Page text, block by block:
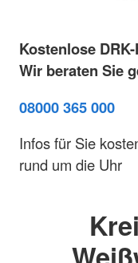
Kostenlose
Wir beraten Sie
08000 365 000
Infos für Sie
rund um die Uhr